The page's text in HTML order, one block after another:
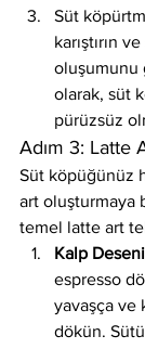
Süt
karıştırın
oluşumunu
olarak, süt
pürüzsüz
Adım 3: Latte
Süt köpüğünüz
art oluşturmaya
temel latte art
Kalp
espresso
yavaşça ve
dökün. Sütü